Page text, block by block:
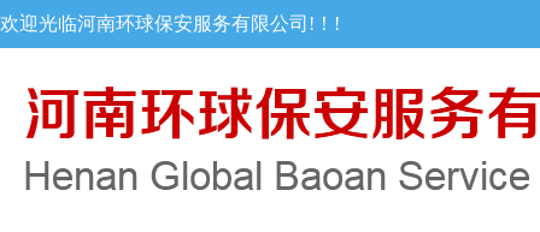
欢迎光临河南环球保安服务有限公司!！!